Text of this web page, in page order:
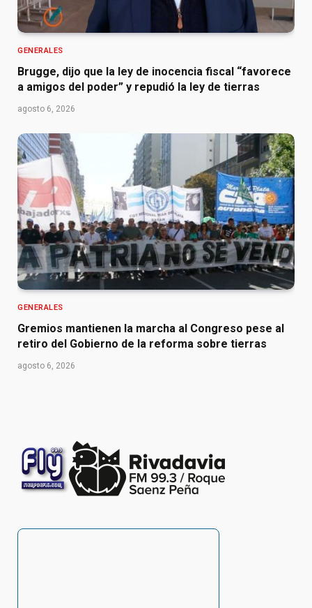
GENERALES
Brugge, dijo que la ley de inocencia fiscal “favorece
a amigos del poder” y repudió la ley de tierras
agosto 6, 2026
GENERALES
Gremios mantienen la marcha al Congreso pese al
retiro del Gobierno de la reforma sobre tierras
agosto 6, 2026